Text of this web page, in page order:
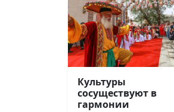
Культуры
сосуществуют в
гармонии